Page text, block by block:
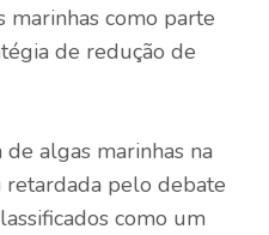
marinhas como parte
de redução de
algas marinhas na
pelo debate
como um